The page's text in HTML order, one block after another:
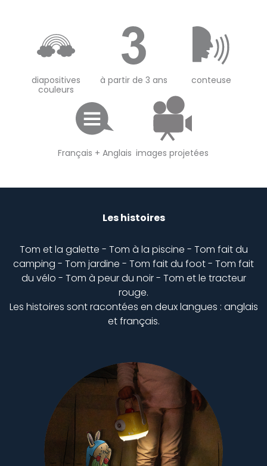
diapositives
couleurs
à partir de 3 ans conteuse
Français + Anglais images projetées
Les histoires
Tom et la galette - Tom à la piscine - Tom fait du
camping - Tom jardine - Tom fait du foot - Tom fait
du vélo - Tom à peur du noir - Tom et le tracteur
rouge.
Les histoires sont racontées en deux langues : anglais
et français.